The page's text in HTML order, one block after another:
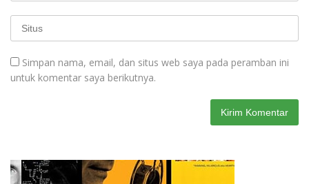
Simpan nama, email, dan situs web saya pada peramban ini
untuk komentar saya berikutnya.